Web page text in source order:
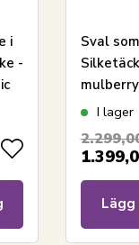
i
-
Sval
140x200
I lager
Lägg